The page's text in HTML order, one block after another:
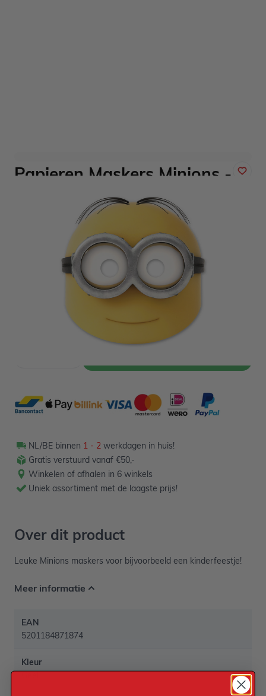
Papieren Maskers Minions -
Op voorraad
2,89 Verpakt per 6 stuks
NL/BE binnen 1 - 2 werkdagen in huis!
Gratis verstuurd vanaf €50,-
Winkelen of afhalen in 6 winkels
Uniek assortiment met de laagste prijs!
Over dit product
Leuke Minions maskers voor bijvoorbeeld een kinderfeestje!
Meer informatie
EAN
5201184871874
Kleur
Geel